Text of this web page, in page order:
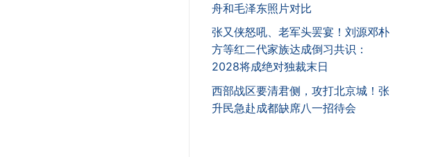
舟和毛泽东照片对比
张又侠怒吼、老军头罢宴！刘源邓朴
方等红二代家族达成倒习共识：
2028将成绝对独裁末日
西部战区要清君侧，攻打北京城！张
升民急赴成都缺席八一招待会